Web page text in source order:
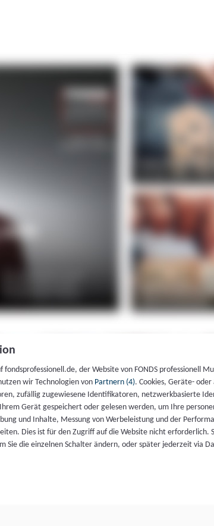
fondsprofessionell.de, der Website von FONDS professionell
wir Technologien von Partnern (4). Cookies, Geräte-
zufällig zugewiesene Identifikatoren, netzwerkbasierte
Gerät gespeichert oder gelesen werden, um Ihre
und Inhalte, Messung von Werbeleistung und der
Dies ist für den Zugriff auf die Website nicht erforderlich.
Sie die einzelnen Schalter ändern, oder später jederzeit via